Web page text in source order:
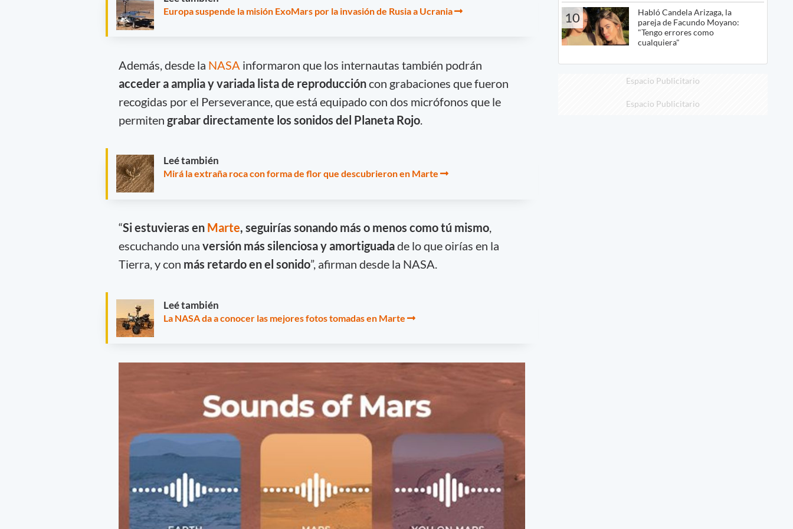
Europa suspende la misión ExoMars por la invasión de Rusia a Ucrania
Además, desde la NASA informaron que los internautas también podrán
acceder a amplia y variada lista de reproduccióncon grabaciones que fueron
recogidas por el Perseverance, que está equipado con dos micrófonos que le
permiten grabar directamente los sonidos del Planeta Rojo.
Leé también
Mirá la extraña roca con forma de flor que descubrieron en Marte
“Si estuvieras en Marte, seguirías sonando más o menos como tú mismo,
escuchando una versión más silenciosa y amortiguadade lo que oirías en la
Tierra, y con más retardo en el sonido”, afirman desde la NASA.
Leé también
La NASA da a conocer las mejores fotos tomadas en Marte
10
Habló Candela Arizaga, la
pareja de Facundo Moyano:
"Tengo errores como
cualquiera"
Espacio Publicitario
Espacio Publicitario